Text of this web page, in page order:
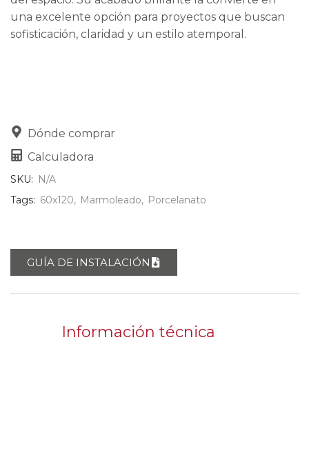
una excelente opción para proyectos que buscan
sofisticación, claridad y un estilo atemporal.
Dónde comprar
Calculadora
SKU:
N/A
Tags: 60x120, Marmoleado, Porcelanato
GUÍA DE INSTALACIÓN
Información técnica